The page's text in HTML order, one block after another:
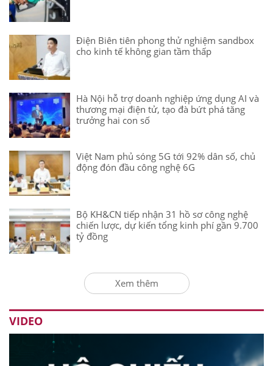
Điện Biên tiên phong thử nghiệm sandbox
cho kinh tế không gian tầm thấp
Hà Nội hỗ trợ doanh nghiệp ứng dụng AI và
thương mại điện tử, tạo đà bứt phá tăng
trưởng hai con số
Việt Nam phủ sóng 5G tới 92% dân số, chủ
động đón đầu công nghệ 6G
Bộ KH&CN tiếp nhận 31 hồ sơ công nghệ
chiến lược, dự kiến tổng kinh phí gần 9.700
tỷ đồng
Xem thêm
VIDEO